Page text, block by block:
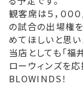
リンク集
お役立ち情報
観客席は５，００
の試合の出場権
めてほしいと思い
当店としても「福
ローウィンズを応
BLOWINDS！